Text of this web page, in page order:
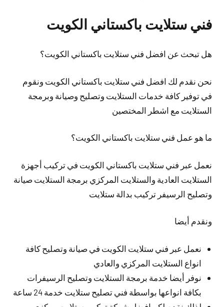
فني ستلايت باكستاني الكويت
هل تبحث عن افضل فني ستلايت باكستاني الكويت؟
نحن نقدم لك افضل فني ستلايت باكستاني الكويت ونقوم
في توفير كافة خدمات الستلايت وتصليح وصيانة وبرمجة
الستلايت مع اشطر المختصين
ما هو عمل فني ستلايت باكستاني الكويت؟
نعمل عبر فني ستلايت باكستاني الكويت في تركيب أجهزة
الستلايت العادية والستلايت المركزي برمجة الستلايت صيانة
وتصليح الرسيفر تركيب بدالة ستلايت
ونقدم أيضا
نعمل عبر فني ستلايت الكويت في صيانة وتصليح كافة
انواع الستلايت المركزي والعادي
نوفر أيضا خدمة برمجة الستلايت وتصليح الرسيفرات
بكافة انواعها بواسطة فني تصليح ستلايت خدمة 24 ساعة